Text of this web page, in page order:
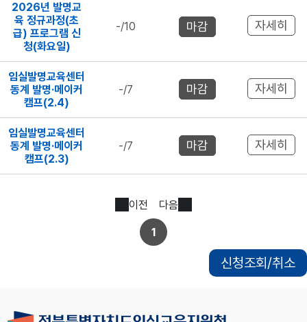
2026년 발명교
육 정규과정(초
급) 프로그램 신
청(화요일)
-/10 마감 자세히
임실발명교육센터
동계 발명·메이커
캠프(2.4)
-/7 마감 자세히
임실발명교육센터
동계 발명·메이커
캠프(2.3)
-/7 마감 자세히
이전
1
다음
신청조회/취소